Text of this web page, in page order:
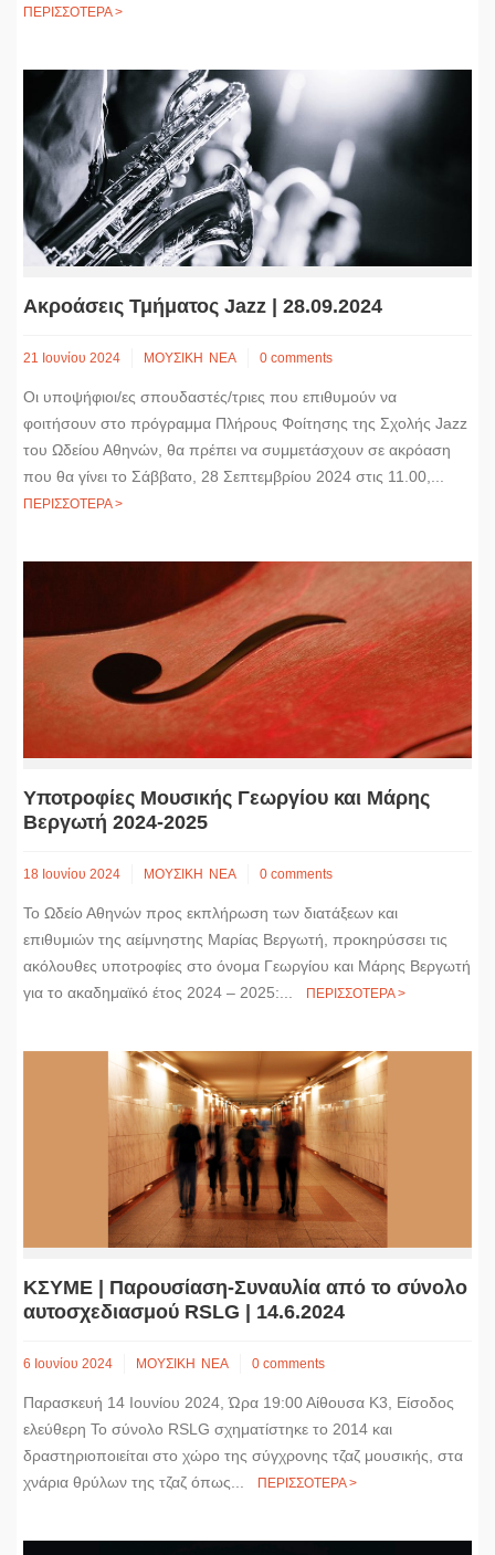
ΠΕΡΙΣΣΟΤΕΡΑ >
Ακροάσεις Τμήματος Jazz | 28.09.2024
21 Ιουνίου 2024 ΜΟΥΣΙΚΗ ΝΕΑ 0 comments
Οι υποψήφιοι/ες σπουδαστές/τριες που επιθυμούν να
φοιτήσουν στο πρόγραμμα Πλήρους Φοίτησης της Σχολής Jazz
του Ωδείου Αθηνών, θα πρέπει να συμμετάσχουν σε ακρόαση
που θα γίνει το Σάββατο, 28 Σεπτεμβρίου 2024 στις 11.00,...
ΠΕΡΙΣΣΟΤΕΡΑ >
Υποτροφίες Μουσικής Γεωργίου και Μάρης
Βεργωτή 2024-2025
18 Ιουνίου 2024 ΜΟΥΣΙΚΗ ΝΕΑ 0 comments
Το Ωδείο Αθηνών προς εκπλήρωση των διατάξεων και
επιθυμιών της αείμνηστης Μαρίας Βεργωτή, προκηρύσσει τις
ακόλουθες υποτροφίες στο όνομα Γεωργίου και Μάρης Βεργωτή
για το ακαδημαϊκό έτος 2024 – 2025:...
ΠΕΡΙΣΣΟΤΕΡΑ >
ΚΣΥΜΕ | Παρουσίαση-Συναυλία από το σύνολο
αυτοσχεδιασμού RSLG | 14.6.2024
6 Ιουνίου 2024 ΜΟΥΣΙΚΗ ΝΕΑ 0 comments
Παρασκευή 14 Ιουνίου 2024, Ώρα 19:00 Αίθουσα Κ3, Είσοδος
ελεύθερη Το σύνολο RSLG σχηματίστηκε το 2014 και
δραστηριοποιείται στο χώρο της σύγχρονης τζαζ μουσικής, στα
χνάρια θρύλων της τζαζ όπως...
ΠΕΡΙΣΣΟΤΕΡΑ >